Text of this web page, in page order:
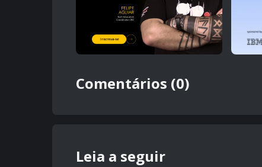
Comentários (0)
Leia a seguir